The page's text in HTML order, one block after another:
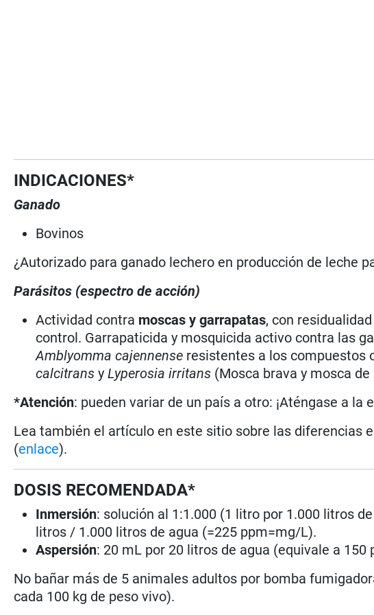
INDICACIONES*
Ganado
Bovinos
¿Autorizado para ganado lechero en producción de leche
Parásitos (espectro de acción)
Actividad contra moscas y garrapatas, con
control. Garrapaticida y mosquicida activo contra las
Amblyomma cajennense resistentes a los compuestos
calcitrans yLyperosia irritans (Mosca brava y mosca
*Atención: pueden variar de un país a otro: ¡Aténgase a la
Lea también el artículo en este sitio sobre las diferencias
(enlace).
DOSIS RECOMENDADA*
Inmersión: solución al 1:1.000 (1 litro por 1.000 litros
litros / 1.000 litros de agua (=225 ppm=mg/L).
Aspersión: 20 mL por 20 litros de agua (equivale a 150
No bañar más de 5 animales adultos por bomba
cada 100 kg de peso vivo).